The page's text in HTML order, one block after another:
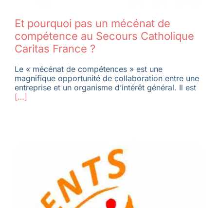
Et pourquoi pas un mécénat de
compétence au Secours Catholique
Caritas France ?
Le « mécénat de compétences » est une
magnifique opportunité de collaboration entre une
entreprise et un organisme d’intérêt général. Il est
[…]